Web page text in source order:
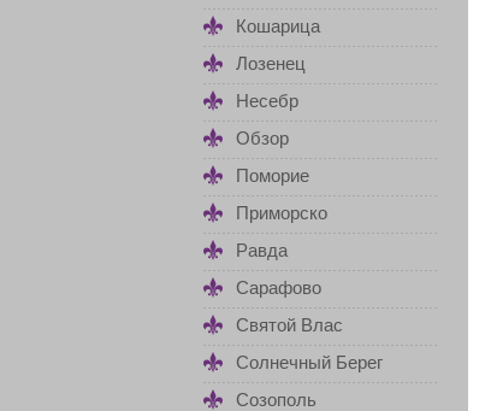
Кошарица
Лозенец
Несебр
Обзор
Поморие
Приморско
Равда
Сарафово
Святой Влас
Солнечный Берег
Созополь